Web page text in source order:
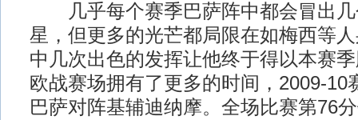
几乎每个赛季巴萨阵中都会冒出几
星，但更多的光芒都局限在如梅西等
中几次出色的发挥让他终于得以本赛
欧战赛场拥有了更多的时间，2009-10
巴萨对阵基辅迪纳摩。全场比赛第76